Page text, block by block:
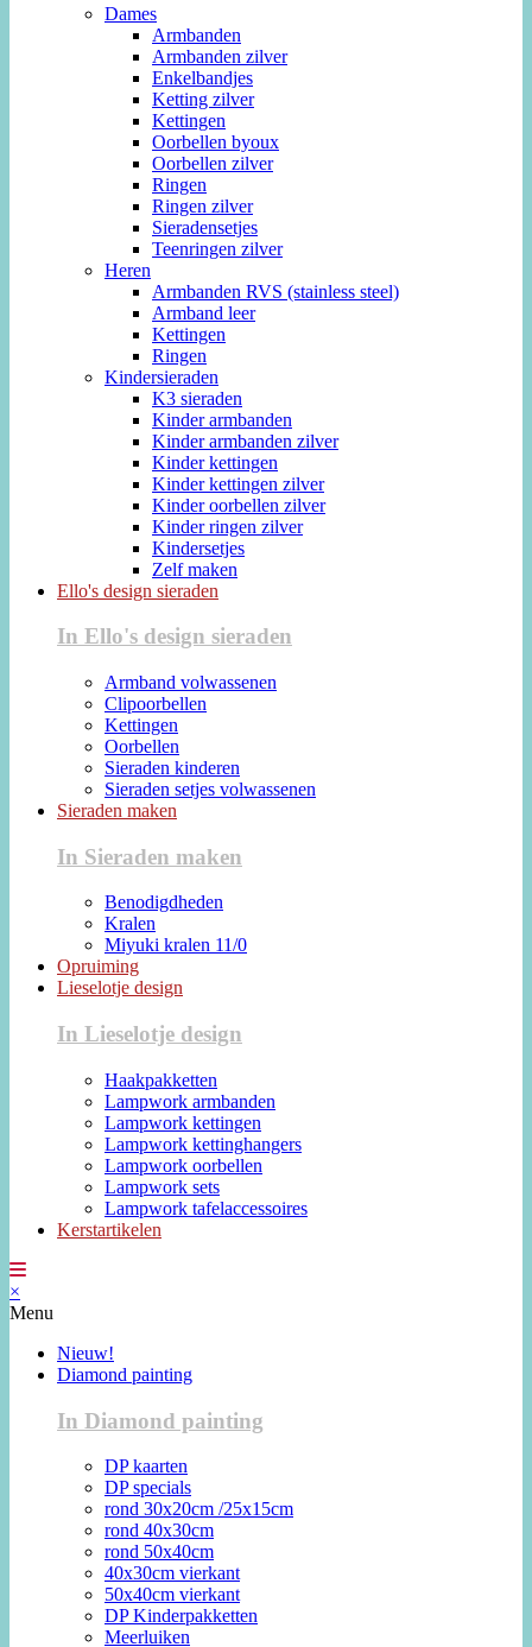
Dames
Armbanden
Armbanden zilver
Enkelbandjes
Ketting zilver
Kettingen
Oorbellen byoux
Oorbellen zilver
Ringen
Ringen zilver
Sieradensetjes
Teenringen zilver
Heren
Armbanden RVS (stainless steel)
Armband leer
Kettingen
Ringen
Kindersieraden
K3 sieraden
Kinder armbanden
Kinder armbanden zilver
Kinder kettingen
Kinder kettingen zilver
Kinder oorbellen zilver
Kinder ringen zilver
Kindersetjes
Zelf maken
Ello's design sieraden
In Ello's design sieraden
Armband volwassenen
Clipoorbellen
Kettingen
Oorbellen
Sieraden kinderen
Sieraden setjes volwassenen
Sieraden maken
In Sieraden maken
Benodigdheden
Kralen
Miyuki kralen 11/0
Opruiming
Lieselotje design
In Lieselotje design
Haakpakketten
Lampwork armbanden
Lampwork kettingen
Lampwork kettinghangers
Lampwork oorbellen
Lampwork sets
Lampwork tafelaccessoires
Kerstartikelen
×
Menu
Nieuw!
Diamond painting
In Diamond painting
DP kaarten
DP specials
rond 30x20cm /25x15cm
rond 40x30cm
rond 50x40cm
40x30cm vierkant
50x40cm vierkant
DP Kinderpakketten
Meerluiken